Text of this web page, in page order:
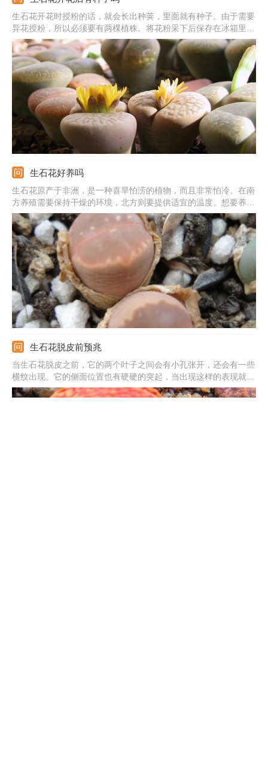
生石花开花时授粉的话，就会长出种荚，里面就有种子。由于需要
异花授粉，所以必须要有两棵植株。将花粉采下后保存在冰箱里，
等到另一株开花时授粉。授粉后要将花瓣摘除，让子房接受光照。
等到春夏之交，将种荚取下泡水。使种子和种荚分离，去除杂质并
沥干后，放到冰箱中保存即可。
生石花好养吗
生石花原产于非洲，是一种喜旱怕涝的植物，而且非常怕冷。在南
方养殖需要保持干燥的环境，北方则要提供适宜的温度。想要养好
它，需要提供疏松肥沃的土壤作为基质，每天给予它长时间的光
照。在蜕皮期要少水停肥，之后要慢慢加水，并施一点液肥。这样
有助于它的生长。
生石花脱皮前预兆
当生石花脱皮之前，它的两个叶子之间会有小孔张开，还会有一些
横纹出现。它的侧面位置也有硬硬的突起，当出现这样的表现就快
要脱皮了。它的脱皮时间是在夏季末秋季初，而在11月份左右就应
注意控水了，不然它就很难正常脱皮。